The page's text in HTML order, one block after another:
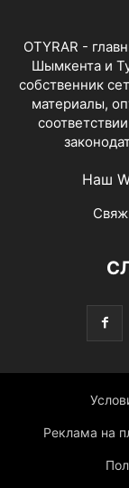
OTYRAR -
Шымкента и
собственник
материалы,
Наш
Реклама на